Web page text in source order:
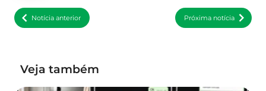
Notícia anterior Próxima notícia
Veja também